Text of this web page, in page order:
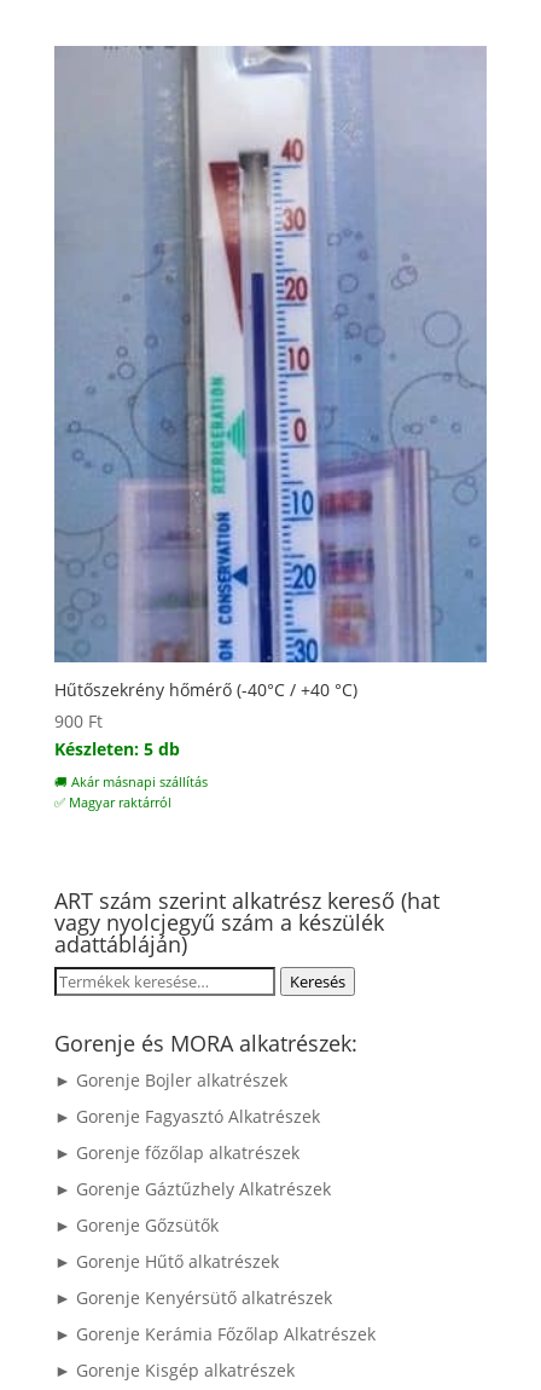
Hűtőszekrény hőmérő (-40°C / +40 °C)
900 Ft
Készleten: 5 db
🚚 Akár másnapi szállítás
✅ Magyar raktárról
ART szám szerint alkatrész kereső (hat
vagy nyolcjegyű szám a készülék
adattábláján)
Keresés
következőre:
Keresés
Gorenje és MORA alkatrészek:
► Gorenje Bojler alkatrészek
► Gorenje Fagyasztó Alkatrészek
► Gorenje főzőlap alkatrészek
► Gorenje Gáztűzhely Alkatrészek
► Gorenje Gőzsütők
► Gorenje Hűtő alkatrészek
► Gorenje Kenyérsütő alkatrészek
► Gorenje Kerámia Főzőlap Alkatrészek
► Gorenje Kisgép alkatrészek